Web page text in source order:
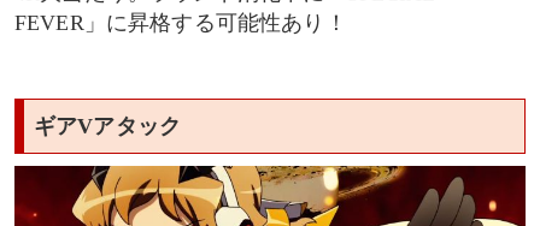
FEVER」に昇格する可能性あり！
ギアVアタック